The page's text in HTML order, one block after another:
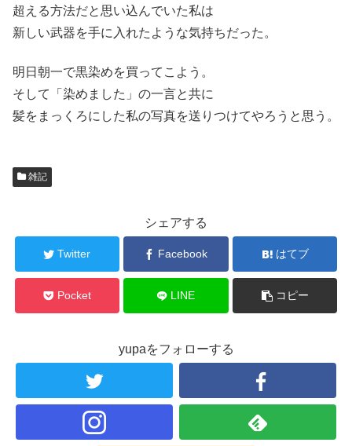
超える方法だと思い込んでいた私は
新しい武器を手に入れたような気持ちだった。
明日朝一で黒染めを買ってこよう。
そして「染めました」の一言と共に
髪をまっくろにした私の写真を送りつけてやろうと思う。
雑記
シェアする
Twitter Facebook はてブ
Pocket LINE コピー
yupaをフォローする